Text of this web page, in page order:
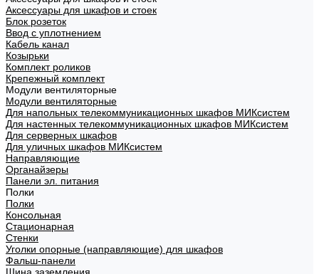
Аксессуары для шкафов и стоек
Блок розеток
Ввод с уплотнением
Кабель канал
Козырьки
Комплект роликов
Крепежный комплект
Модули вентиляторные
Модули вентиляторные
Для напольных телекоммуникационных шкафов МИКсистем
Для настенных телекоммуникационных шкафов МИКсистем
Для серверных шкафов
Для уличных шкафов МИКсистем
Направляющие
Органайзеры
Панели эл. питания
Полки
Полки
Консольная
Стационарная
Стенки
Уголки опорные (направляющие) для шкафов
Фальш-панели